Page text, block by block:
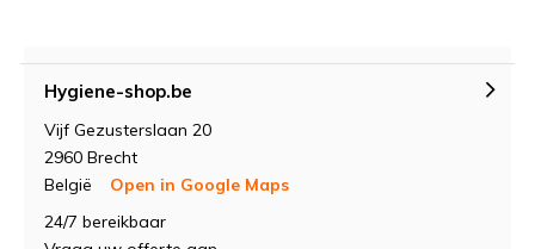
Hygiene-shop.be
Vijf Gezusterslaan 20
2960 Brecht
België
Open in Google Maps
24/7 bereikbaar